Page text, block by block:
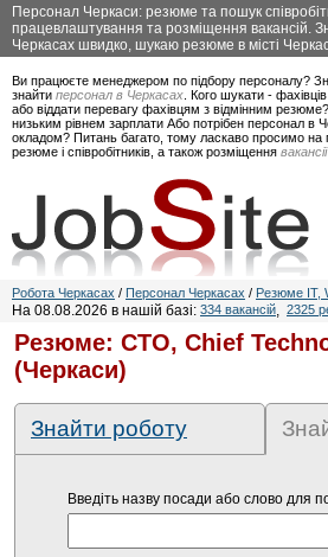
Персонал Черкаси: резюме та пошук
працевлаштування та розміщення вакансій.
Черкасах швидко, шукаю резюме в місті
Ви працюєте менеджером по підбору персоналу?
знайти персонал в Черкасах . Кого шукати -
або віддати перевагу фахівцям з відмінним
низьким рівнем зарплати Або потрібен персонал в
окладом? Питань багато, тому ласкаво просимо на
резюме і співробітників, а також розміщення
Робота Черкасах / Персонал Черкасах / Резюме IT,
На 08.08.2026 в нашій базі: 334 вакансій, 2325
Резюме: CTO, Chief
(Черкаси)
Знайти роботу
Введіть назву посади або слово для